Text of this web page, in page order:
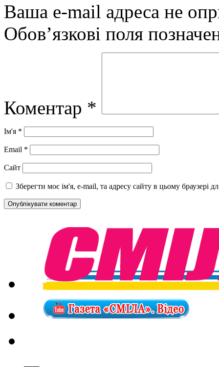
Ваша e-mail адреса не
Обов’язкові поля
Коментар *
Ім'я *
Email *
Сайт
Зберегти моє ім'я, e-mail, та адресу сайту в цьому браузері